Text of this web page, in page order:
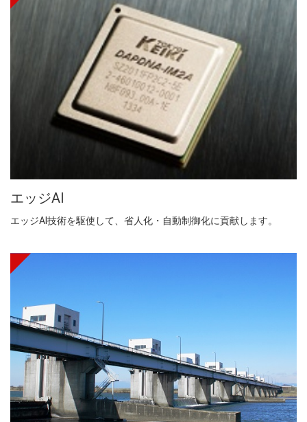
エッジAI
エッジAI技術を駆使して、省人化・自動制御化に貢献します。